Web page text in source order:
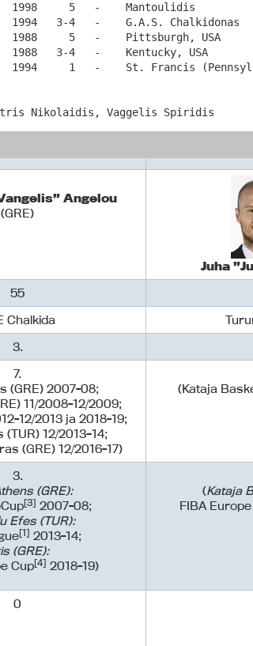
1998     5   -    Mantoulidis
3-4   -    G.A.S. Chalkidonas
1988     5   -    Pittsburgh, USA
1988   3-4   -    Kentucky, USA
1994     1   -    St. Francis
Dimitris Nikolaidis, Vaggelis Spiridis
Angelou
(GRE)
Juha
55
Chalkida
3.
7.
(GRE) 2007-08;
11/2008-12/2009;
12/2013 ja 2018-19;
12/2013–14;
(GRE) 12/2016-17)
(Kataja
3.
(GRE):
[3] 2007-08;
Efes (TUR):
[1] 2013-14;
(GRE):
Cup[4] 2018-19)
(Kataja
FIBA
0